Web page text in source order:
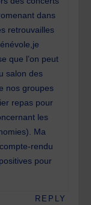
dans
retrouvailles
que l’on peut
salon des
nos groupes
repas pour
les
Ma
rendu
pour
REPLY